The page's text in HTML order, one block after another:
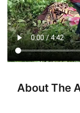
About The